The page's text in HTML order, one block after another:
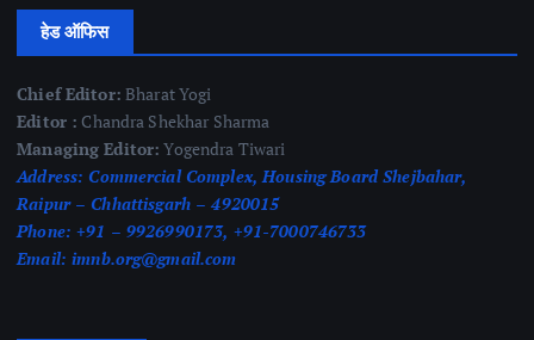
हेड ऑफिस
Chief Editor: Bharat Yogi
Editor : Chandra Shekhar Sharma
Managing Editor: Yogendra Tiwari
Address: Commercial Complex, Housing Board Shejbahar,
Raipur – Chhattisgarh – 4920015
Phone: +91 – 9926990173, +91-7000746733
Email: imnb.org@gmail.com